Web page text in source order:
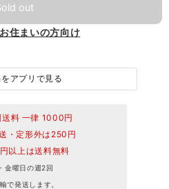
out
住まいの方向け
アプリで見る
送料 一律 1000円
・定形外は250円
以上は送料無料
金曜日の週2回
で発送します。